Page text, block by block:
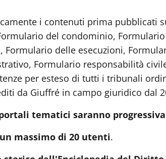
i contenuti prima pubblicati
del condominio,
delle esecuzioni,
Formulario responsabilità
per esteso di tutti i tribunali
da Giuffré in campo giuridico dal
tematici saranno
massimo di 20 utenti.